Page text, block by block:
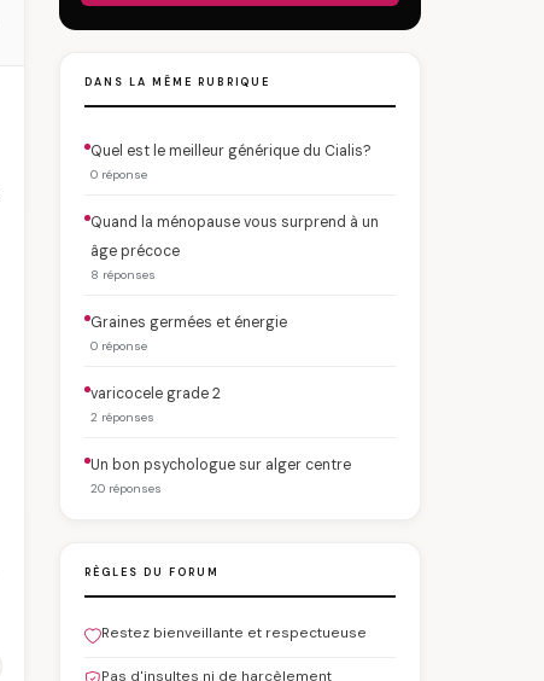
DANS LA MÊME RUBRIQUE
Quel est le meilleur générique du Cialis?
0 réponse
Quand la ménopause vous surprend à un
âge précoce
8 réponses
Graines germées et énergie
0 réponse
varicocele grade 2
2 réponses
Un bon psychologue sur alger centre
20 réponses
RÈGLES DU FORUM
Restez bienveillante et respectueuse
Pas d'insultes ni de harcèlement